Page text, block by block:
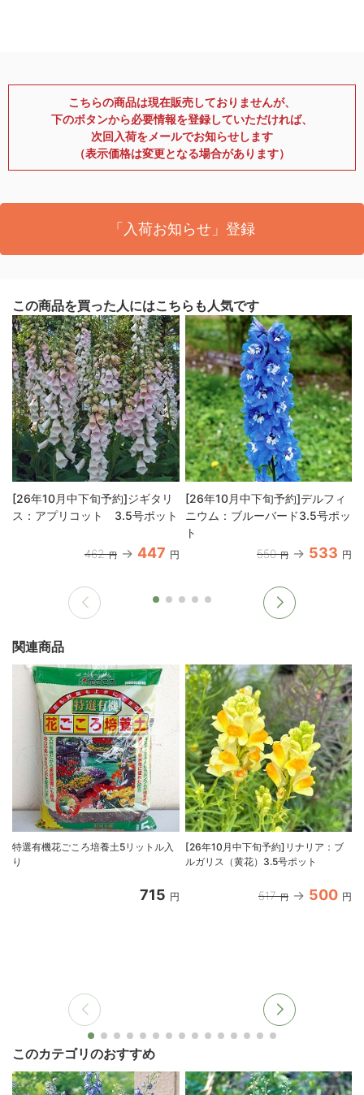
こちらの商品は現在販売しておりませんが、
下のボタンから必要情報を登録していただければ、
次回入荷をメールでお知らせします
（表示価格は変更となる場合があります）
「入荷お知らせ」登録
この商品を買った人にはこちらも人気です
[26年10月中下旬予約]ジギタリ
ス：アプリコット 3.5号ポット
462 円 447 円
[26年10月中下旬予約]デルフィ
ニウム：ブルーバード3.5号ポッ
ト
550 円 533 円
関連商品
特選有機花ごころ培養土5リットル入
り
715 円
[26年10月中下旬予約]リナリア：ブ
ルガリス（黄花）3.5号ポット
517 円 500 円
このカテゴリのおすすめ